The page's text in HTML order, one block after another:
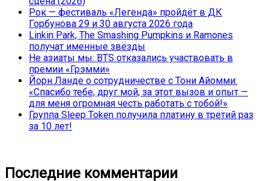
Рок — фестиваль «Легенда» пройдёт в ДК
Горбунова 29 и 30 августа 2026 года
Linkin Park, The Smashing Pumpkins и Ramones
получат именные звёзды
Не азиаты мы: BTS отказались участвовать в
премии «Грэмми»
Йорн Ланде о сотрудничестве с Тони Айомми:
«Спасибо тебе, друг мой, за этот вызов и опыт —
для меня огромная честь работать с тобой!»
Группа Sleep Token получила платину в третий раз
за 10 лет!
Последние комментарии